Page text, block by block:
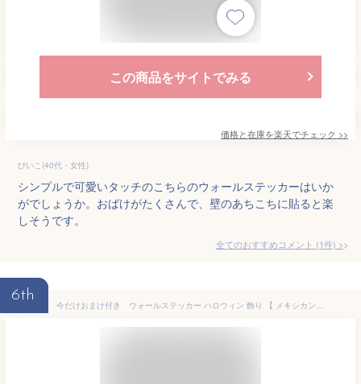
この商品をサイトでみる
価格と在庫を楽天でチェック >>
ぴいこ(40代・女性)
シンプルで可愛いタッチのこちらのウォールステッカーはいか
がでしょうか。おばけがたくさんで、壁のあちこちに貼ると楽
しそうです。
全てのおすすめコメント (1件) >
6th
今だけおまけ付き ウォールステッカー ハロウィン 飾り 【 メキシカンハロウィン 特大サイズ 】貼ってはがせる 賃貸OK 壁 シール 壁紙 海 おしゃれ 北欧 植物 トイレ コウモリ かぼちゃ おばけ 受注印刷